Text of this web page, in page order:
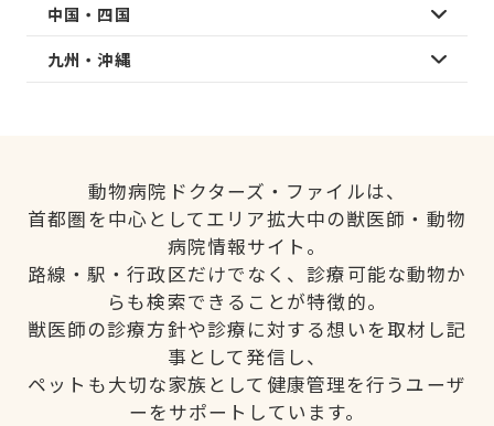
中国・四国
九州・沖縄
動物病院ドクターズ・ファイルは、
首都圏を中心としてエリア拡大中の獣医師・動物
病院情報サイト。
路線・駅・行政区だけでなく、診療可能な動物か
らも検索できることが特徴的。
獣医師の診療方針や診療に対する想いを取材し記
事として発信し、
ペットも大切な家族として健康管理を行うユーザ
ーをサポートしています。